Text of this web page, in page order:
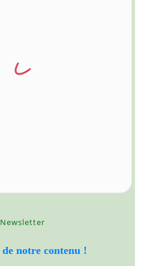
notre contenu !